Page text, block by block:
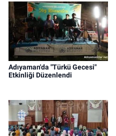
Adıyaman'da "Türkü Gecesi"
Etkinliği Düzenlendi